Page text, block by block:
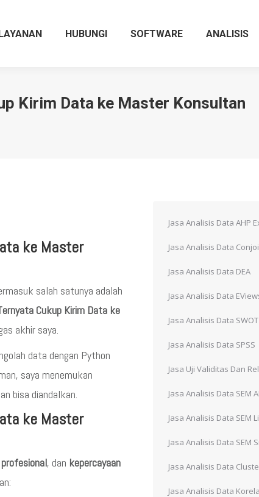
HUBUNGI SOFTWARE ANALISIS
Kirim Data ke Master Konsultan
ke Master
salah satunya adalah
Cukup Kirim Data ke
akhir saya.
data dengan Python
saya menemukan
bisa diandalkan.
ke Master
, dan kepercayaan
Jasa Analisis Data AHP
Jasa Analisis Data
Jasa Analisis Data DEA
Jasa Analisis Data
Jasa Analisis Data SWOT
Jasa Analisis Data SPSS
Jasa Uji Validitas Dan
Jasa Analisis Data SEM
Jasa Analisis Data SEM
Jasa Analisis Data SEM
Jasa Analisis Data
Jasa Analisis Data